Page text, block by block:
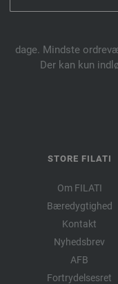
dage. Mindste
Der kan kun
STORE FILATI
Om FILATI
Bæredygtighed
Kontakt
Nyhedsbrev
AFB
Fortrydelsesret